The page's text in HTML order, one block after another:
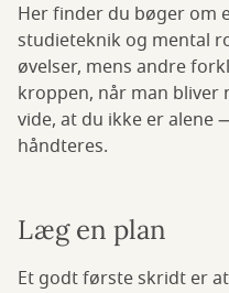
Her finder du bøger om
studieteknik og mental
øvelser, mens andre
kroppen, når man bliver
vide, at du ikke er alene
håndteres.
Læg en plan
Et godt første skridt er